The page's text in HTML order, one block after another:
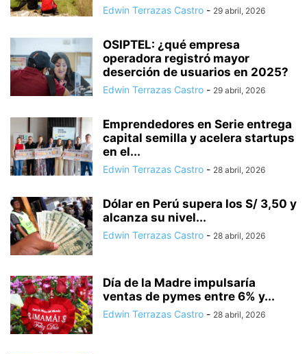
Edwin Terrazas Castro - 29 abril, 2026
OSIPTEL: ¿qué empresa
operadora registró mayor
deserción de usuarios en 2025?
Edwin Terrazas Castro - 29 abril, 2026
Emprendedores en Serie entrega
capital semilla y acelera startups
en el...
Edwin Terrazas Castro - 28 abril, 2026
Dólar en Perú supera los S/ 3,50 y
alcanza su nivel...
Edwin Terrazas Castro - 28 abril, 2026
Día de la Madre impulsaría
ventas de pymes entre 6% y...
Edwin Terrazas Castro - 28 abril, 2026